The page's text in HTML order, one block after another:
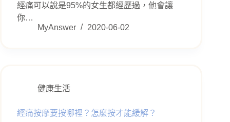
經痛可以說是95%的女生都經歷過，他會讓
你…
MyAnswer
2020-06-02
健康生活
經痛按摩要按哪裡？怎麼按才能緩解？